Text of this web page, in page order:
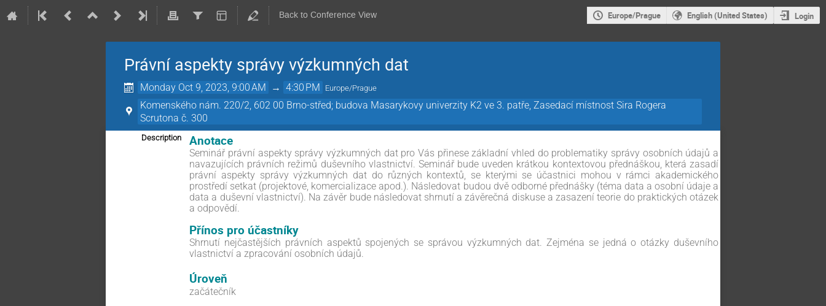
Back to Conference View Europe/Prague English (United States) Login
Právní aspekty správy výzkumných dat
Monday Oct 9, 2023, 9:00 AM → 4:30 PM Europe/Prague
Komenského nám. 220/2, 602 00 Brno-střed; budova Masarykovy univerzity K2 ve 3. patře, Zasedací místnost Sira Rogera
Scrutona č. 300
Description Anotace
Seminář právní aspekty správy výzkumných dat pro Vás přinese základní vhled do problematiky správy osobních údajů a
navazujících právních režimů duševního vlastnictví. Seminář bude uveden krátkou kontextovou přednáškou, která zasadí
právní aspekty správy výzkumných dat do různých kontextů, se kterými se účastnici mohou v rámci akademického
prostředí setkat (projektové, komercializace apod.). Následovat budou dvě odborné přednášky (téma data a osobní údaje a
data a duševní vlastnictví). Na závěr bude následovat shrnutí a závěrečná diskuse a zasazení teorie do praktických otázek
a odpovědí.
Přínos pro účastníky
Shrnutí nejčastějších právních aspektů spojených se správou výzkumných dat. Zejména se jedná o otázky duševního
vlastnictví a zpracování osobních údajů.
Úroveň
začátečník